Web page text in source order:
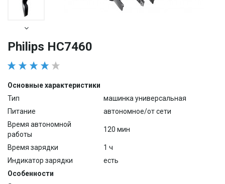
Philips HC7460
Основные характеристики
Тип
машинка универсальная
Питание
автономное/от сети
Время автономной
работы
120 мин
Время зарядки
1 ч
Индикатор зарядки
есть
Особенности